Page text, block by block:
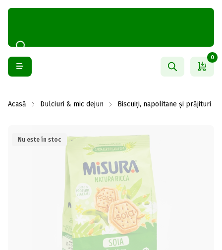
0
Acasă Dulciuri & mic dejun Biscuiți, napolitane și prăjituri
Nu este în stoc